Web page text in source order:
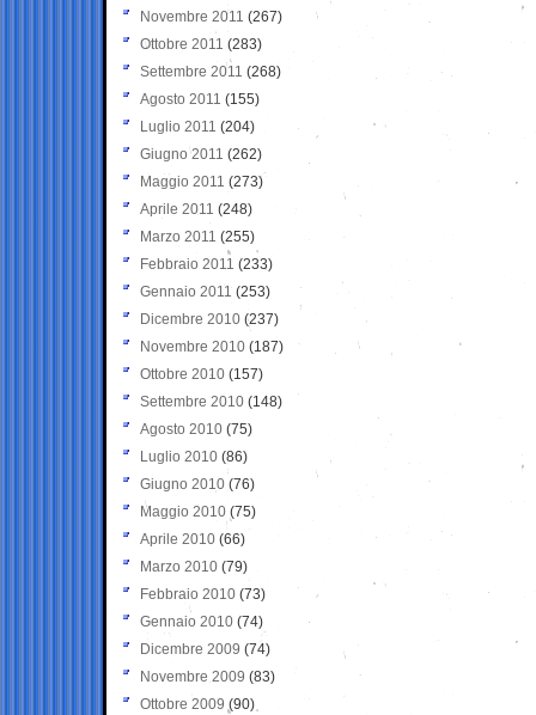
Novembre 2011 (267)
Ottobre 2011 (283)
Settembre 2011 (268)
Agosto 2011 (155)
Luglio 2011 (204)
Giugno 2011 (262)
Maggio 2011 (273)
Aprile 2011 (248)
Marzo 2011 (255)
Febbraio 2011 (233)
Gennaio 2011 (253)
Dicembre 2010 (237)
Novembre 2010 (187)
Ottobre 2010 (157)
Settembre 2010 (148)
Agosto 2010 (75)
Luglio 2010 (86)
Giugno 2010 (76)
Maggio 2010 (75)
Aprile 2010 (66)
Marzo 2010 (79)
Febbraio 2010 (73)
Gennaio 2010 (74)
Dicembre 2009 (74)
Novembre 2009 (83)
Ottobre 2009 (90)